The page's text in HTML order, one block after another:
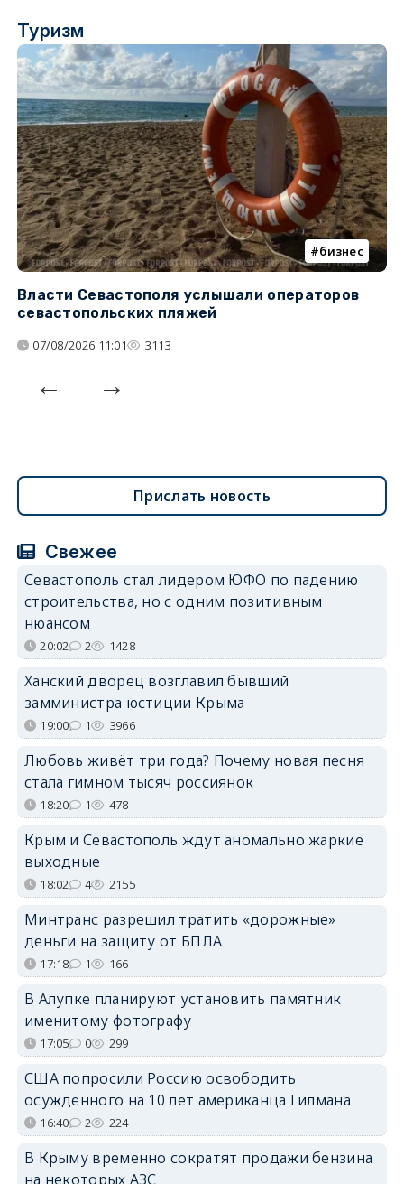
Туризм
бизнес
Власти Севастополя услышали операторов
севастопольских пляжей
07/08/2026 11:01 3113
Прислать новость
Свежее
Севастополь стал лидером ЮФО по падению
строительства, но с одним позитивным
нюансом
20:02 2 1428
Ханский дворец возглавил бывший
замминистра юстиции Крыма
19:00 1 3966
Любовь живёт три года? Почему новая песня
стала гимном тысяч россиянок
18:20 1 478
Крым и Севастополь ждут аномально жаркие
выходные
18:02 4 2155
Минтранс разрешил тратить «дорожные»
деньги на защиту от БПЛА
17:18 1 166
В Алупке планируют установить памятник
именитому фотографу
17:05 0 299
США попросили Россию освободить
осуждённого на 10 лет американца Гилмана
16:40 2 224
В Крыму временно сократят продажи бензина
на некоторых АЗС